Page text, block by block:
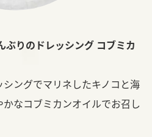
ぶりのドレッシング コブミカ
ングでマリネしたキノコと海
なコブミカンオイルでお召し